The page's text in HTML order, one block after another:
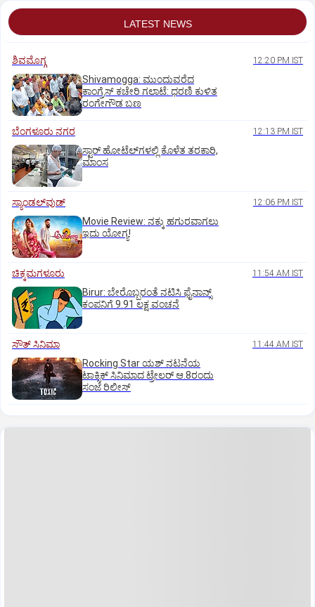
LATEST NEWS
ಶಿವಮೊಗ್ಗ 12:20 PM IST
Shivamogga: ಮುಂದುವರೆದ
ಕಾಂಗ್ರೆಸ್ ಕಚೇರಿ ಗಲಾಟೆ: ಧರಣಿ ಕುಳಿತ
ರಂಗೇಗೌಡ ಬಣ
ಬೆಂಗಳೂರು ನಗರ 12:13 PM IST
ಸ್ಟಾರ್‌ ಹೋಟೆಲ್‌ಗ‌ಳಲ್ಲಿ ಕೊಳೆತ ತರಕಾರಿ,
ಮಾಂಸ
ಸ್ಯಾಂಡಲ್‌ವುಡ್‌ 12:06 PM IST
Movie Review: ನಕ್ಕು ಹಗುರವಾಗಲು
ಇದು ಯೋಗ್ಯ!
ಚಿಕ್ಕಮಗಳೂರು 11:54 AM IST
Birur: ಬೇರೊಬ್ಬರಂತೆ ನಟಿಸಿ ಫೈನಾನ್ಸ್
ಕಂಪನಿಗೆ 9.91 ಲಕ್ಷ ವಂಚನೆ
ಸೌತ್‌ ಸಿನಿಮಾ 11:44 AM IST
Rocking Star ಯಶ್‌ ನಟನೆಯ
ಟಾಕ್ಸಿಕ್‌ ಸಿನಿಮಾದ ಟ್ರೇಲರ್‌ ಆ.8ರಂದು
ಸಂಜೆ ರಿಲೀಸ್